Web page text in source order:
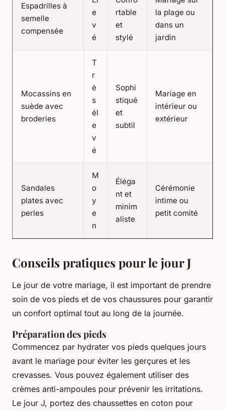
Espadrilles à
semelle
compensée
e
v
é
rtable
et
stylé
la plage ou
dans un
jardin
Mocassins en
suède avec
broderies
T
r
è
s
él
e
v
é
Sophi
stiqué
et
subtil
Mariage en
intérieur ou
extérieur
Sandales
plates avec
perles
M
o
y
e
n
Éléga
nt et
minim
aliste
Cérémonie
intime ou
petit comité
Conseils pratiques pour le jour J
Le jour de votre mariage, il est important de prendre
soin de vos pieds et de vos chaussures pour garantir
un confort optimal tout au long de la journée.
Préparation des pieds
Commencez par hydrater vos pieds quelques jours
avant le mariage pour éviter les gerçures et les
crevasses. Vous pouvez également utiliser des
crèmes anti-ampoules pour prévenir les irritations.
Le jour J, portez des chaussettes en coton pour